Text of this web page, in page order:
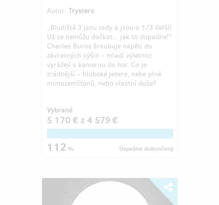
Autor: Trystero
„Bludiště 3 jsou tady a jsou o 1/3 delší!
Už se nemůžu dočkat... jak to dopadne!“
Charles Burns šroubuje napětí do
závratných výšin – mladí výletníci
vyrážejí s kamerou do hor. Co je
zrádnější – hluboké jezero, nebe plné
mimozemšťanů, nebo vlastní duše?
Vybrané
5 170 € z 4 579 €
112% Úspešne dokončený